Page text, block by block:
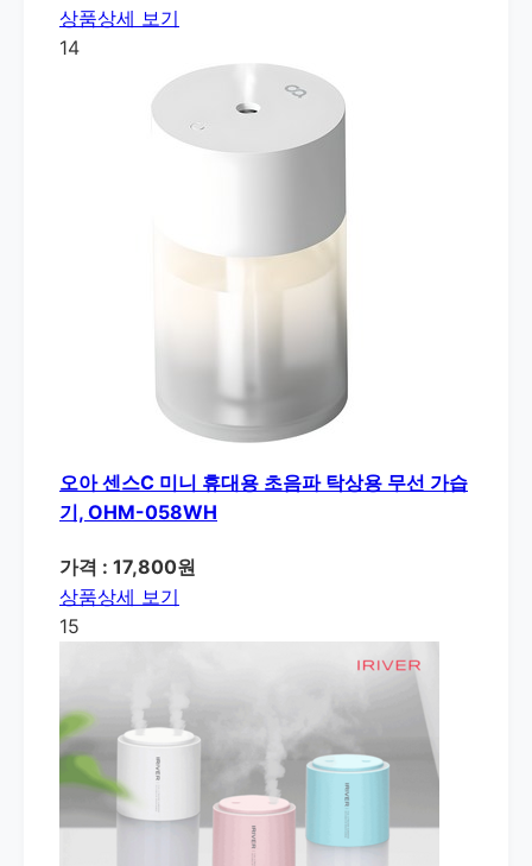
상품상세 보기
14
오아 센스C 미니 휴대용 초음파 탁상용 무선 가습
기, OHM-058WH
가격 : 17,800원
상품상세 보기
15